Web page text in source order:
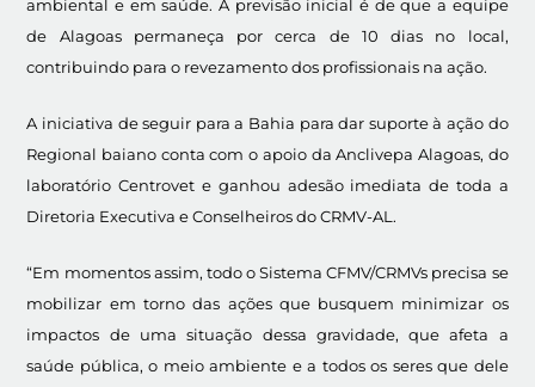
ambiental e em saúde. A previsão inicial é de que a equipe
de Alagoas permaneça por cerca de 10 dias no local,
contribuindo para o revezamento dos profissionais na ação.
A iniciativa de seguir para a Bahia para dar suporte à ação do
Regional baiano conta com o apoio da Anclivepa Alagoas, do
laboratório Centrovet e ganhou adesão imediata de toda a
Diretoria Executiva e Conselheiros do CRMV-AL.
“Em momentos assim, todo o Sistema CFMV/CRMVs precisa se
mobilizar em torno das ações que busquem minimizar os
impactos de uma situação dessa gravidade, que afeta a
saúde pública, o meio ambiente e a todos os seres que dele